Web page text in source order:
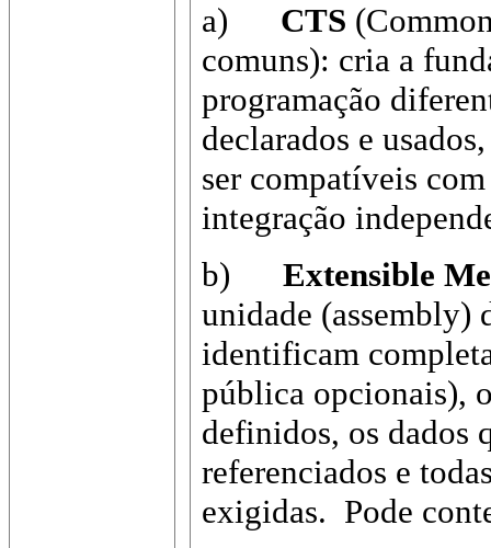
a) CTS
comuns): cria a
programação
declarados e
ser compatíveis
integração
b) Extensible
unidade (assembly)
identificam
pública opcionais),
definidos, os dados
referenciados e
exigidas. Pode